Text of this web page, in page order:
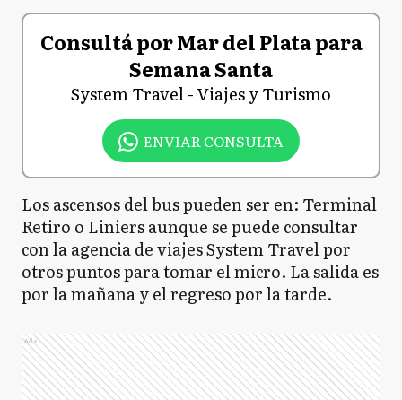
Consultá por Mar del Plata para
Semana Santa
System Travel - Viajes y Turismo
ENVIAR CONSULTA
Los ascensos del bus pueden ser en: Terminal
Retiro o Liniers aunque se puede consultar
con la agencia de viajes System Travel por
otros puntos para tomar el micro. La salida es
por la mañana y el regreso por la tarde.
Ads